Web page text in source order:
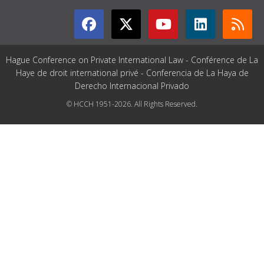
Hague Conference on Private International Law - Conférence de La
Haye de droit international privé - Conferencia de La Haya de
Derecho Internacional Privado
© HCCH 1951-2026. All Rights Reserved.